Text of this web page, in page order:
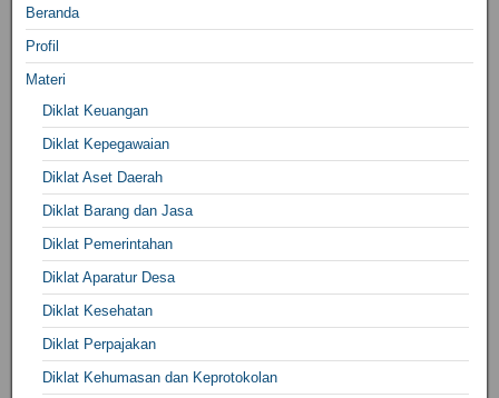
Beranda
Profil
Materi
Diklat Keuangan
Diklat Kepegawaian
Diklat Aset Daerah
Diklat Barang dan Jasa
Diklat Pemerintahan
Diklat Aparatur Desa
Diklat Kesehatan
Diklat Perpajakan
Diklat Kehumasan dan Keprotokolan